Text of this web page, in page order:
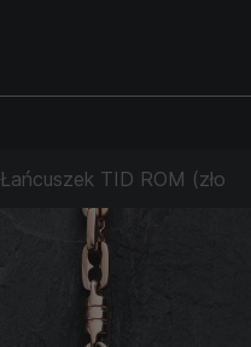
Łańcuszek TID ROM